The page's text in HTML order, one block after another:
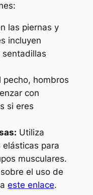
las piernas y
incluyen
sentadillas
pecho, hombros
con
si eres
Utiliza
para
musculares.
el uso de
este enlace.